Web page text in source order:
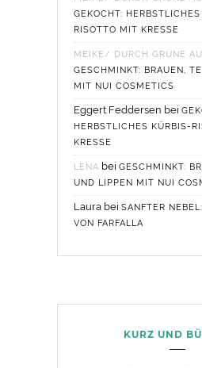
GEKOCHT:
RISOTTO MIT KRESSE
MEIKE/ DURCH GRÜNE
GESCHMINKT: BRAUEN,
MIT NUI COSMETICS
Eggert Feddersen bei
HERBSTLICHES KÜRBIS-
KRESSE
LENA bei GESCHMINKT:
UND LIPPEN MIT NUI
Laurabei SANFTER
VON FARFALLA
KURZ UND